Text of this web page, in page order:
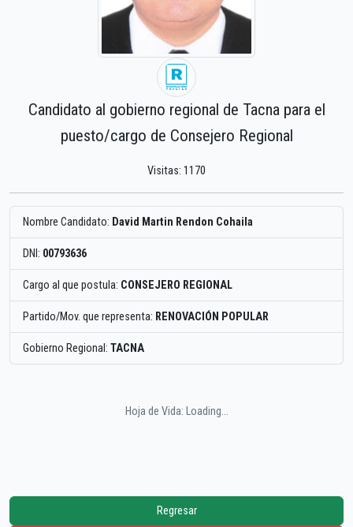
Candidato al gobierno regional de Tacna para el
puesto/cargo de Consejero Regional
Visitas: 1170
Nombre Candidato: David Martin Rendon Cohaila
DNI: 00793636
Cargo al que postula: CONSEJERO REGIONAL
Partido/Mov. que representa: RENOVACIÓN POPULAR
Gobierno Regional: TACNA
Hoja de Vida: Loading...
Regresar